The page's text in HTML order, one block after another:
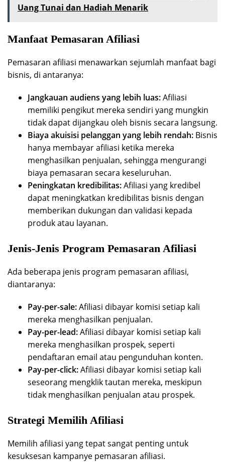
Uang Tunai dan Hadiah Menarik
Manfaat Pemasaran Afiliasi
Pemasaran afiliasi menawarkan sejumlah manfaat bagi
bisnis, di antaranya:
Jangkauan audiens yang lebih luas:Afiliasi
memiliki pengikut mereka sendiri yang mungkin
tidak dapat dijangkau oleh bisnis secara langsung.
Biaya akuisisi pelanggan yang lebih rendah: Bisnis
hanya membayar afiliasi ketika mereka
menghasilkan penjualan, sehingga mengurangi
biaya pemasaran secara keseluruhan.
Peningkatan kredibilitas:Afiliasi yang kredibel
dapat meningkatkan kredibilitas bisnis dengan
memberikan dukungan dan validasi kepada
produk atau layanan.
Jenis-Jenis Program Pemasaran Afiliasi
Ada beberapa jenis program pemasaran afiliasi,
diantaranya:
Pay-per-sale:Afiliasi dibayar komisi setiap kali
mereka menghasilkan penjualan.
Pay-per-lead:Afiliasi dibayar komisi setiap kali
mereka menghasilkan prospek, seperti
pendaftaran email atau pengunduhan konten.
Pay-per-click:Afiliasi dibayar komisi setiap kali
seseorang mengklik tautan mereka, meskipun
tidak menghasilkan penjualan atau prospek.
Strategi Memilih Afiliasi
Memilih afiliasi yang tepat sangat penting untuk
kesuksesan kampanye pemasaran afiliasi.